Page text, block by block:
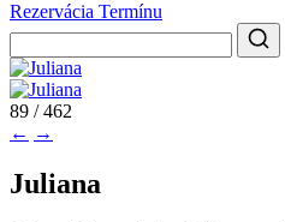
Rezervácia Termínu
89 / 462
← →
Juliana